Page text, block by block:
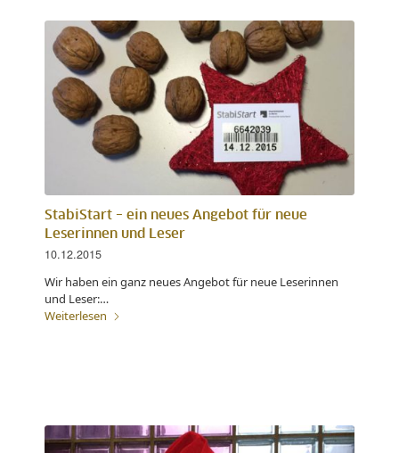
StabiStart – ein neues Angebot für neue
Leserinnen und Leser
10.12.2015
Wir haben ein ganz neues Angebot für neue Leserinnen
und Leser:…
Weiterlesen